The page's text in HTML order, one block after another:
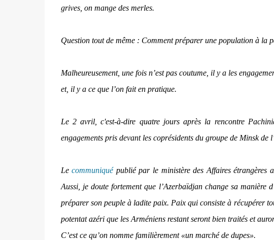
grives, on mange des merles.
Question tout de même : Comment préparer une population à la
Malheureusement, une fois n’est pas coutume, il y a les
et, il y a ce que l’on fait en pratique.
Le 2 avril, c'est-à-dire quatre jours après la rencontre
engagements pris devant les coprésidents du groupe de Minsk de
Lecommuniquépublié par le ministère des Affaires étrangères
Aussi, je doute fortement que l’Azerbaïdjan change sa
préparer son peuple à ladite paix. Paix qui consiste à récupérer
potentat azéri que les Arméniens restant seront bien traités et
C’est ce qu’on nomme familièrement «un marché de dupes».